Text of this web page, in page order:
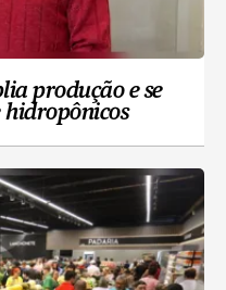
produção e se
hidropônicos